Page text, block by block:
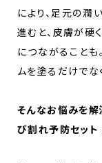
により、足元の潤
進むと、皮膚が硬
につながることも
ムを塗るだけでな
そんなお悩みを解
び割れ予防セット